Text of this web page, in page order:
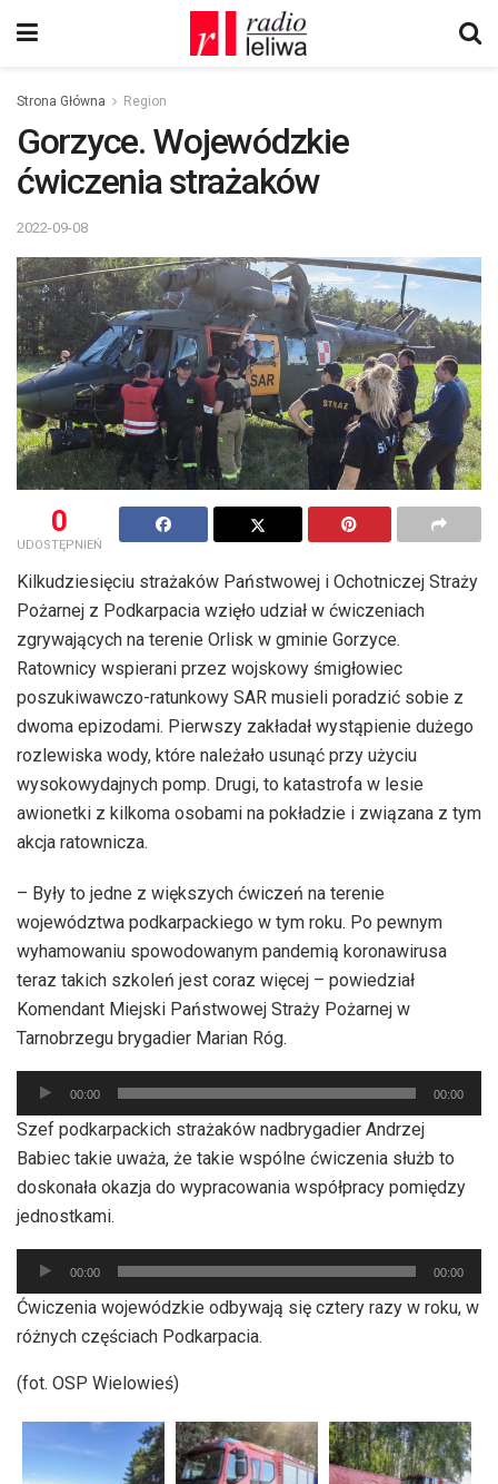
Strona Główna Region
Gorzyce. Wojewódzkie
ćwiczenia strażaków
2022-09-08
0
UDOSTĘPNIEŃ
Kilkudziesięciu strażaków Państwowej i Ochotniczej Straży
Pożarnej z Podkarpacia wzięło udział w ćwiczeniach
zgrywających na terenie Orlisk w gminie Gorzyce.
Ratownicy wspierani przez wojskowy śmigłowiec
poszukiwawczo-ratunkowy SAR musieli poradzić sobie z
dwoma epizodami. Pierwszy zakładał wystąpienie dużego
rozlewiska wody, które należało usunąć przy użyciu
wysokowydajnych pomp. Drugi, to katastrofa w lesie
awionetki z kilkoma osobami na pokładzie i związana z tym
akcja ratownicza.
– Były to jedne z większych ćwiczeń na terenie
województwa podkarpackiego w tym roku. Po pewnym
wyhamowaniu spowodowanym pandemią koronawirusa
teraz takich szkoleń jest coraz więcej – powiedział
Komendant Miejski Państwowej Straży Pożarnej w
Tarnobrzegu brygadier Marian Róg.
Odtwarzacz
plików
dźwiękowych
00:00 00:00
Szef podkarpackich strażaków nadbrygadier Andrzej
Babiec takie uważa, że takie wspólne ćwiczenia służb to
doskonała okazja do wypracowania współpracy pomiędzy
jednostkami.
Odtwarzacz
plików
dźwiękowych
00:00 00:00
Ćwiczenia wojewódzkie odbywają się cztery razy w roku, w
różnych częściach Podkarpacia.
(fot. OSP Wielowieś)